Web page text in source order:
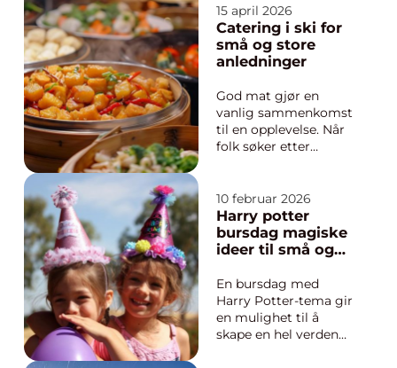
lange røtter i norsk
landbruk og
fjellbygder, men
passer like godt rundt
eller en enebolig.
Mange velger skigard
fordi ...
15 april 2026
Catering i ski for
små og store
anledninger
God mat gjør en
vanlig sammenkomst
til en opplevelse. Når
folk søker etter
å få levert mat. De
ønsker trygghet,
forutsigbarhet og
følelsen av å bli tatt
cateringleverandør i
Ski hjelper deg me...
10 februar 2026
Harry potter
bursdag magiske
ideer til små og
En bursdag med
Harry Potter-tema gir
en mulighet til å
skape en hel verden